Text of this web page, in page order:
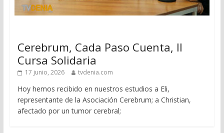
Cerebrum, Cada Paso Cuenta, II
Cursa Solidaria
17 junio, 2026 tvdenia.com
Hoy hemos recibido en nuestros estudios a Eli,
representante de la Asociación Cerebrum; a Christian,
afectado por un tumor cerebral;